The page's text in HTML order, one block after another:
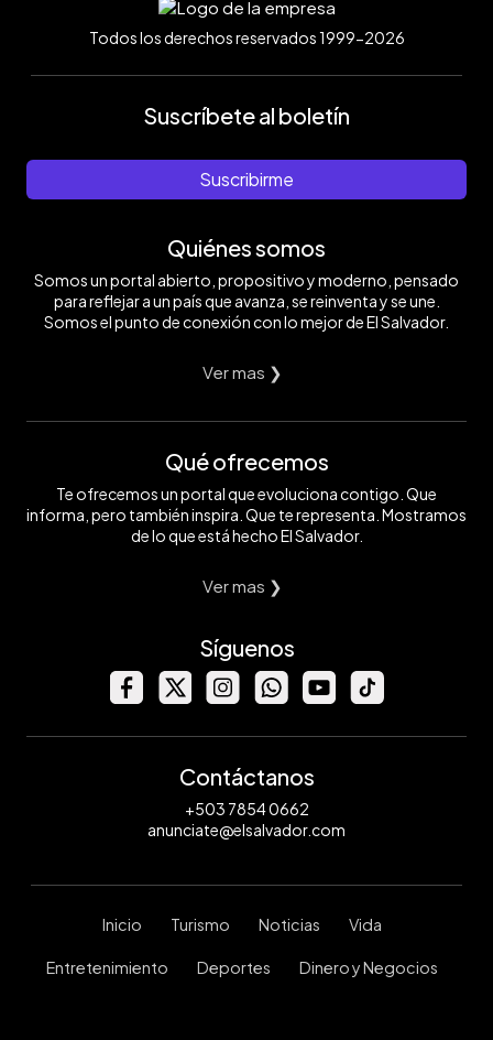
Todos los derechos reservados 1999-2026
Suscríbete al boletín
Suscribirme
Quiénes somos
Somos un portal abierto, propositivo y moderno, pensado
para reflejar a un país que avanza, se reinventa y se une.
Somos el punto de conexión con lo mejor de El Salvador.
Ver mas ❯
Qué ofrecemos
Te ofrecemos un portal que evoluciona contigo. Que
informa, pero también inspira. Que te representa. Mostramos
de lo que está hecho El Salvador.
Ver mas ❯
Síguenos
Contáctanos
+503 7854 0662
anunciate@elsalvador.com
Inicio Turismo Noticias Vida
Entretenimiento Deportes Dinero y Negocios